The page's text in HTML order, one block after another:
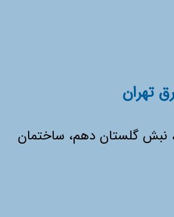
تهران
نبش گلستان دهم، ساختمان